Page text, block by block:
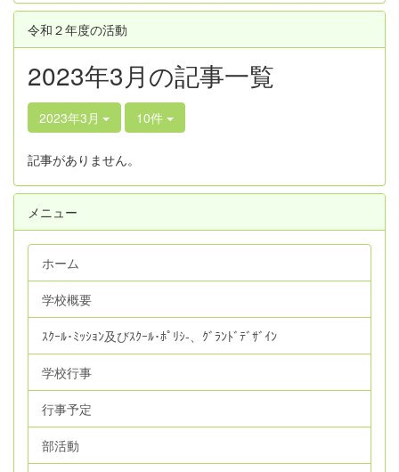
令和２年度の活動
2023年3月の記事一覧
2023年3月 10件
記事がありません。
メニュー
ホーム
学校概要
ｽｸｰﾙ･ﾐｯｼｮﾝ及びｽｸｰﾙ･ﾎﾟﾘｼ‐、ｸﾞﾗﾝﾄﾞﾃﾞｻﾞｲﾝ
学校行事
行事予定
部活動